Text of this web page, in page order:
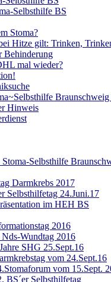
Selbsthilfe BS
Stoma?
Hitze gilt: Trinken,
Behinderung
mal wieder?
Hinweis
Stoma-Selbsthilfe
Darmkrebs 2017
Selbsthilfetag 24.Juni.17
im HEH BS
2016
Nds-Wundtag 2016
SHG 25.Sept.16
vom 24.Sept.16
vom 15.Sept.
BS´er Selbsthilfetag